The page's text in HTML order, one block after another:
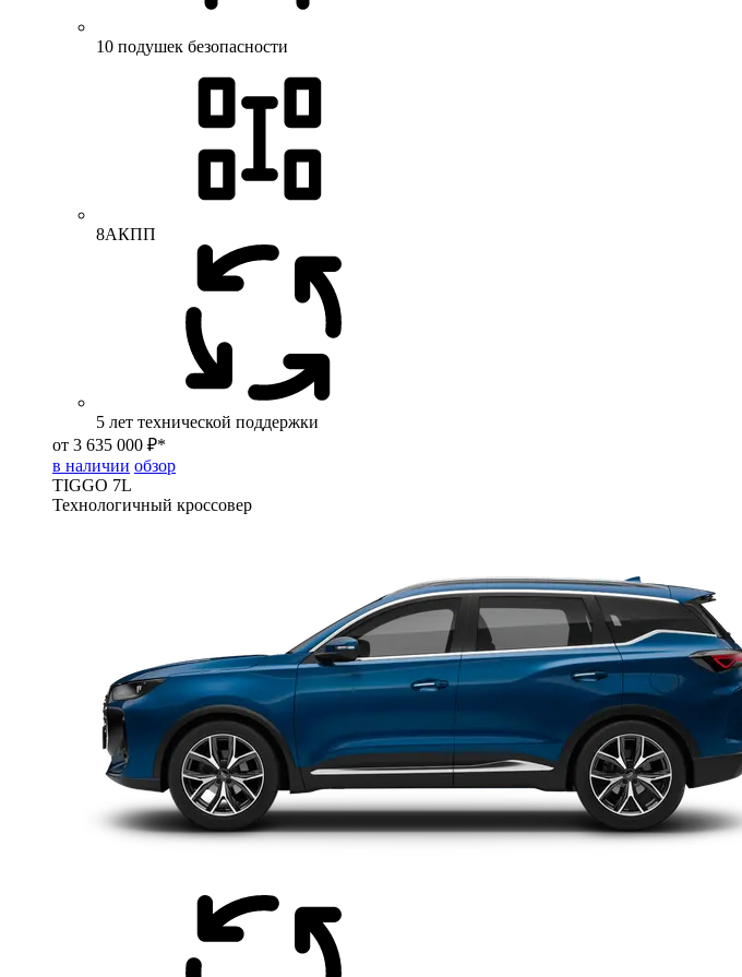
10 подушек безопасности
8АКПП
5 лет технической поддержки
от 3 635 000 ₽*
в наличии обзор
TIGGO 7L
Технологичный кроссовер